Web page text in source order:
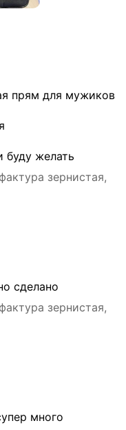
прям для мужиков
буду желать
зернистая,
сделано
зернистая,
много